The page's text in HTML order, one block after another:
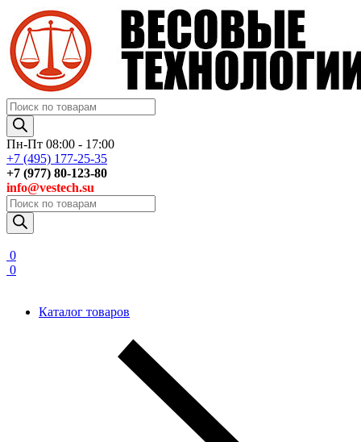
Поиск
товаров
Пн-Пт 08:00 - 17:00
+7 (495) 177-25-35
+7 (977) 80-123-80
info@vestech.su
Поиск
товаров
0
0
Каталог товаров